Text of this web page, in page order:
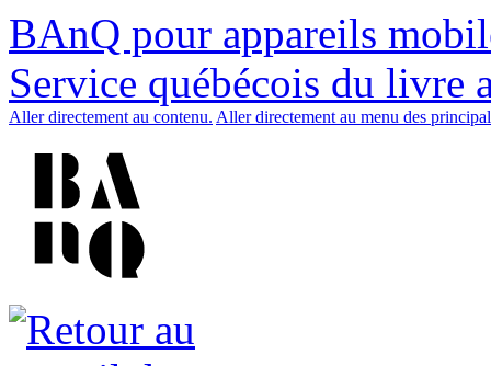
BAnQ pour appareils
Service québécois du livre
Aller directement au contenu. Aller directement au menu des